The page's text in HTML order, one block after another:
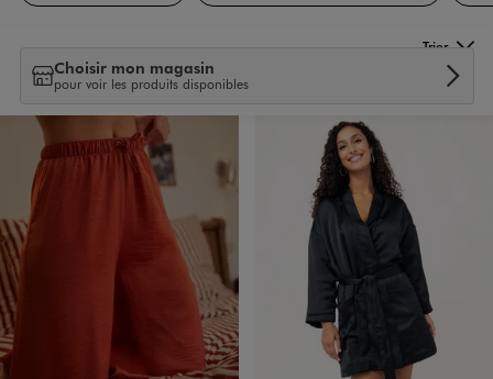
Choisir mon magasin
pour voir les produits disponibles
Trier